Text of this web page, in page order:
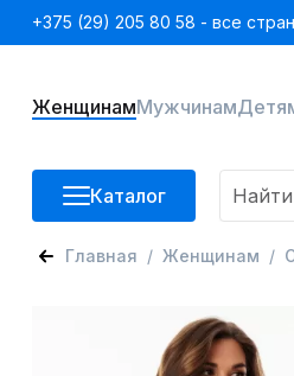
+375 (29) 205 80 58 - все
ЖенщинамМужчинам
Каталог
Главная Женщинам